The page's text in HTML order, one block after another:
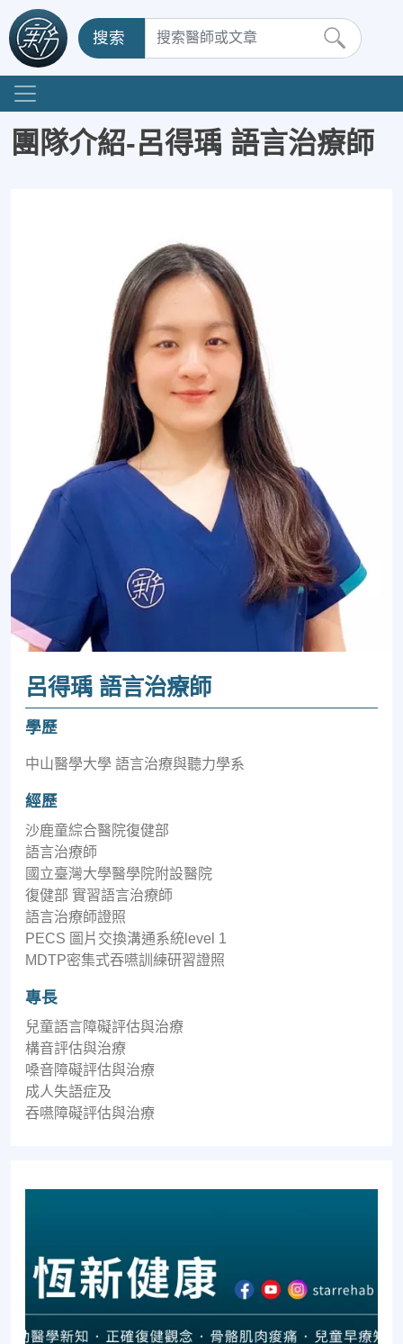
搜索
團隊介紹-呂得瑀 語言治療師
呂得瑀 語言治療師
學歷
中山醫學大學 語言治療與聽力學系
經歷
沙鹿童綜合醫院復健部
語言治療師
國立臺灣大學醫學院附設醫院
復健部 實習語言治療師
語言治療師證照
PECS 圖片交換溝通系統level 1
MDTP密集式吞嚥訓練研習證照
專長
兒童語言障礙評估與治療
構音評估與治療
嗓音障礙評估與治療
成人失語症及
吞嚥障礙評估與治療